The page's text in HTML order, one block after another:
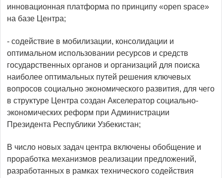
инновационная платформа по принципу «open space»
на базе Центра;
- содействие в мобилизации, консолидации и
оптимальном использовании ресурсов и средств
государственных органов и организаций для поиска
наиболее оптимальных путей решения ключевых
вопросов социально­ экономического развития, для чего
в структуре Центра создан Акселератор социально-
экономических реформ при Администрации
Президента Республики Узбекистан;
В число новых задач центра включены обобщение и
проработка механизмов реализации предложений,
разработанных в рамках технического содействия